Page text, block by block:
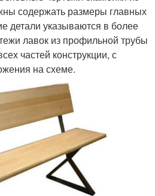
содержать размеры главных
детали указываются в более
лавок из профильной трубы
частей конструкции, с
на схеме.